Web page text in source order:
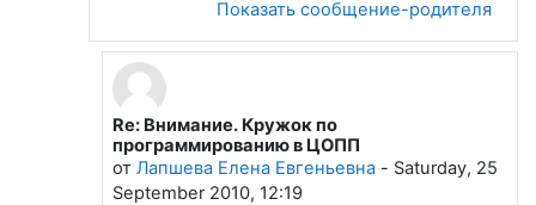
Показать сообщение-родителя
В ответ на Жиц Мария
Re: Внимание. Кружок по
программированию в ЦОПП
от Лапшева Елена Евгеньевна- Saturday, 25
September 2010, 12:19